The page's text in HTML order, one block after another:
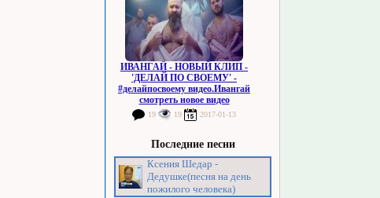
ИВАНГАЙ - НОВЫЙ КЛИП -
'ДЕЛАЙ ПО СВОЕМУ' -
#делайпосвоему видео.Ивангай
смотреть новое видео
19 19 2017-01-13
Последние песни
Ксения Шедар -
Дедушке(песня на день
пожилого человека)